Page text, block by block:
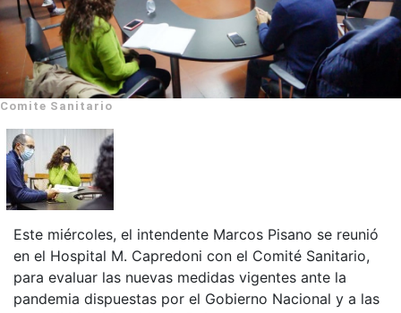
Comite Sanitario
Este miércoles, el intendente Marcos Pisano se reunió
en el Hospital M. Capredoni con el Comité Sanitario,
para evaluar las nuevas medidas vigentes ante la
pandemia dispuestas por el Gobierno Nacional y a las